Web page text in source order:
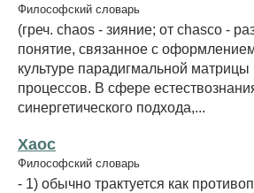
Философский словарь
(греч. chaos - зияние; от chasco -
понятие, связанное с
культуре парадигмальной
процессов. В сфере
синергетического подхода,...
Хаос
Философский словарь
- 1) обычно трактуется как